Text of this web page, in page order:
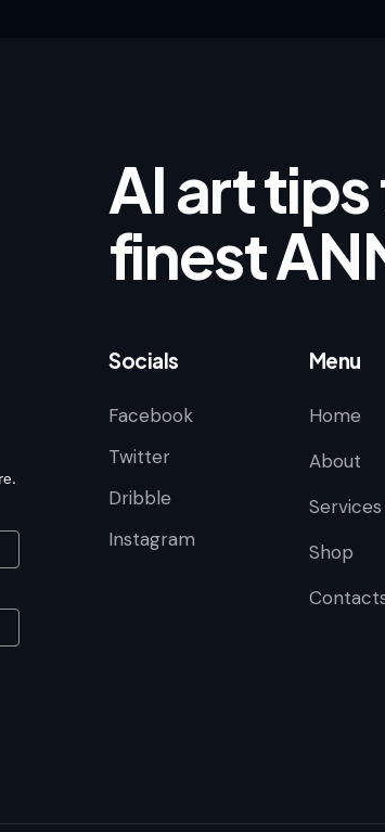
AI art
finest
Socials
Facebook
Twitter
Dribble
Instagram
Menu
Home
About
Services
Shop